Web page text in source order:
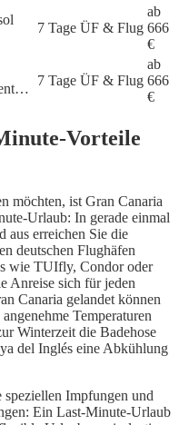
7 Tage ÜF & Flug
ab
666
€
7 Tage ÜF & Flug
ab
666
€
Vorteile
möchten, ist Gran Canaria
Urlaub: In gerade einmal
aus erreichen Sie die
deutschen Flughäfen
wie TUIfly, Condor oder
Anreise sich für jeden
Canaria gelandet können
Temperaturen
Winterzeit die Badehose
del Inglés eine Abkühlung
speziellen Impfungen und
Ein Last-Minute-Urlaub